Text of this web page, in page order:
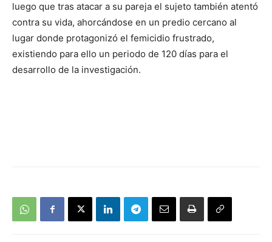
luego que tras atacar a su pareja el sujeto también atentó
contra su vida, ahorcándose en un predio cercano al
lugar donde protagonizó el femicidio frustrado,
existiendo para ello un periodo de 120 días para el
desarrollo de la investigación.